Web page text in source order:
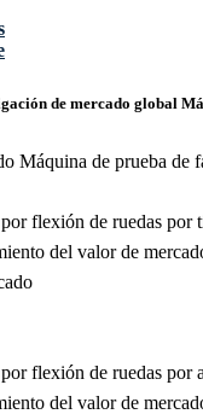
de mercado global
Máquina de prueba de
flexión de ruedas por
del valor de
flexión de ruedas por
del valor de